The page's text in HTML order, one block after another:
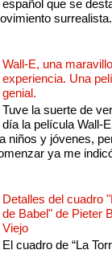
español que se
Wall-E, una
experiencia. Una
genial.
Tuve la suerte de
día la película Wall-
niños y jóvenes,
ya me
Detalles del cuadro
de Babel" de Pieter
Viejo
El cuadro de “La